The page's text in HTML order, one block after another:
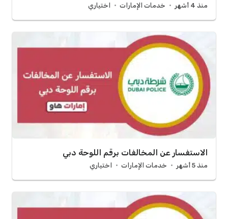
منذ 4 أشهر خدمات الإمارات اختياري
الاستفسار عن المخالفات برقم اللوحة دبي
منذ 5 أشهر خدمات الإمارات اختياري